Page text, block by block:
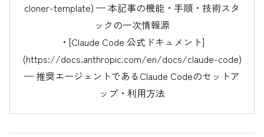
cloner-template) — 本記事の機能・手順・技術スタ
ックの一次情報源
・[Claude Code 公式ドキュメント]
(https://docs.anthropic.com/en/docs/claude-code)
— 推奨エージェントであるClaude Codeのセットア
ップ・利用方法